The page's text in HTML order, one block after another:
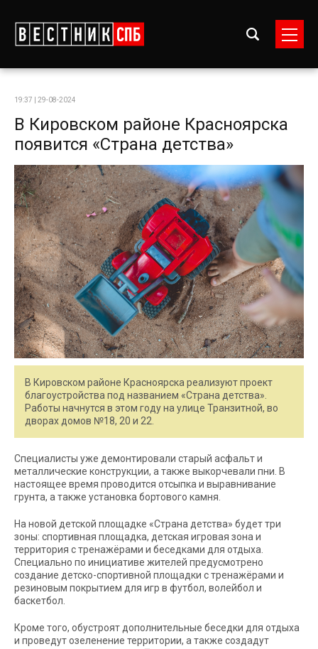
19:37 | 29-08-2024
В Кировском районе Красноярска
появится «Страна детства»
В Кировском районе Красноярска реализуют проект
благоустройства под названием «Страна детства».
Работы начнутся в этом году на улице Транзитной, во
дворах домов №18, 20 и 22.
Специалисты уже демонтировали старый асфальт и
металлические конструкции, а также выкорчевали пни. В
настоящее время проводится отсыпка и выравнивание
грунта, а также установка бортового камня.
На новой детской площадке «Страна детства» будет три
зоны: спортивная площадка, детская игровая зона и
территория с тренажёрами и беседками для отдыха.
Специально по инициативе жителей предусмотрено
создание детско-спортивной площадки с тренажёрами и
резиновым покрытием для игр в футбол, волейбол и
баскетбол.
Кроме того, обустроят дополнительные беседки для отдыха
и проведут озеленение территории, а также создадут